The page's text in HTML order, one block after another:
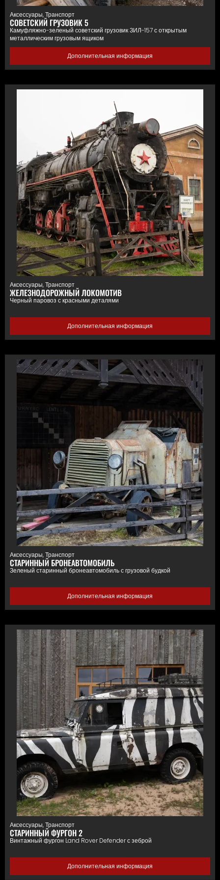
Аксессуары,Транспорт
СОВЕТСКИЙ ГРУЗОВИК 5
Камуфляжно-зеленый советский грузовик ЗИЛ-157 с открытым
металлическим грузовым ящиком
Дополнительная информация
Аксессуары,Транспорт
ЖЕЛЕЗНОДОРОЖНЫЙ ЛОКОМОТИВ
Черный паровоз с красными деталями
Дополнительная информация
Аксессуары,Транспорт
СТАРИННЫЙ БРОНЕАВТОМОБИЛЬ
Зеленый старинный бронеавтомобиль с грузовой будкой
Дополнительная информация
Аксессуары,Транспорт
СТАРИННЫЙ ФУРГОН 2
Винтажный фургон Land Rover Defender с зеброй
Дополнительная информация